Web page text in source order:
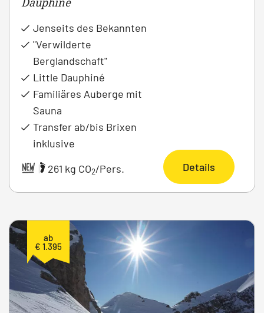
Jenseits des Bekannten
"Verwilderte
Berglandschaft"
Little Dauphiné
Familiäres Auberge mit
Sauna
Transfer ab/bis Brixen
inklusive
|
261 kg CO2/Pers. Details
ab
€ 1.395